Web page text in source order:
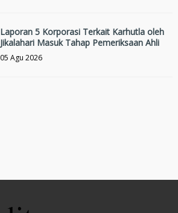
Laporan 5 Korporasi Terkait Karhutla oleh
Jikalahari Masuk Tahap Pemeriksaan Ahli
05 Agu 2026